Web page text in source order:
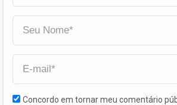
Concordo em tornar meu comentário